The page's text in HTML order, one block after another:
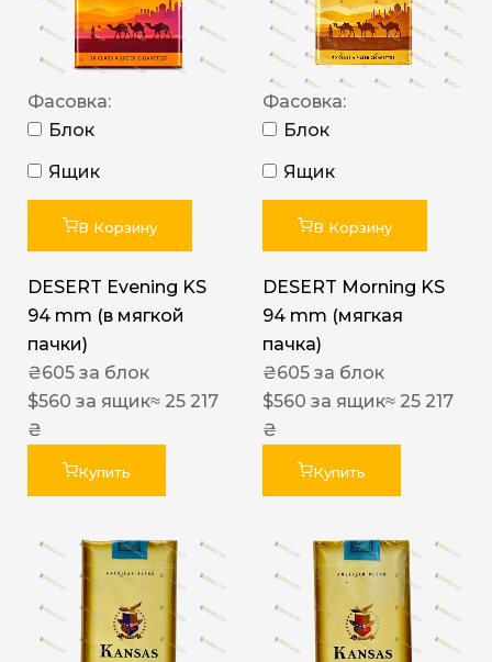
Фасовка:
Блок
Ящик
В Корзину
DESERT Evening KS
94 mm (в мягкой
пачки)
₴605 за блок
$560 за ящик≈ 25 217
₴
Купить
Фасовка:
Блок
Ящик
В Корзину
DESERT Morning KS
94 mm (мягкая
пачка)
₴605 за блок
$560 за ящик≈ 25 217
₴
Купить